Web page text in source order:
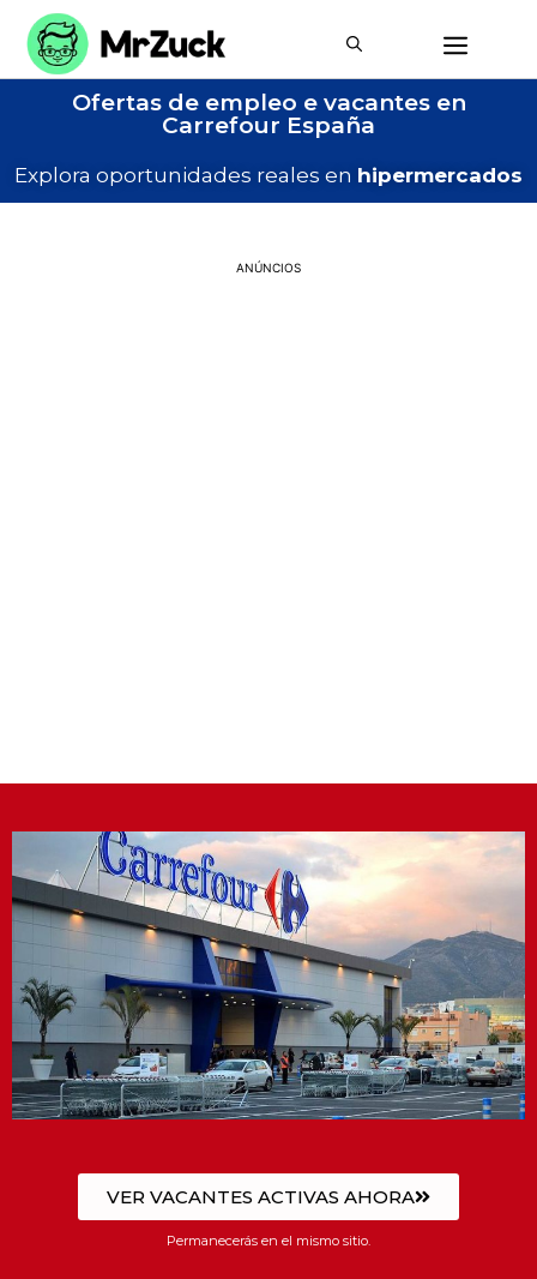
Ofertas de empleo e vacantes en
Carrefour España
Explora oportunidades reales en hipermercados
ANÚNCIOS
VER VACANTES ACTIVAS AHORA
Permanecerás en el mismo sitio.